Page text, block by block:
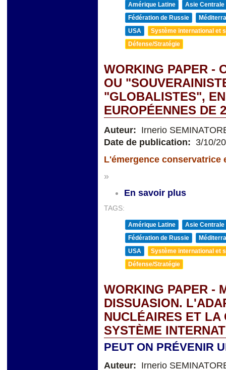
Amérique Latine
Asie Centrale
Fédération de Russie
USA
Système international et
Défense/Stratégie
WORKING PAPER -
OU
"GLOBALISTES",
EUROPÉENNES DE
Auteur: Irnerio
Date de publication: 3/10/
L'émergence conservatrice
»
En savoir plus
TAGS:
Amérique Latine
Asie Centrale
Fédération de Russie
USA
Système international et
Défense/Stratégie
WORKING PAPER -
DISSUASION.
NUCLÉAIRES ET LA
SYSTÈME
PEUT ON PRÉVENIR
Auteur: Irnerio